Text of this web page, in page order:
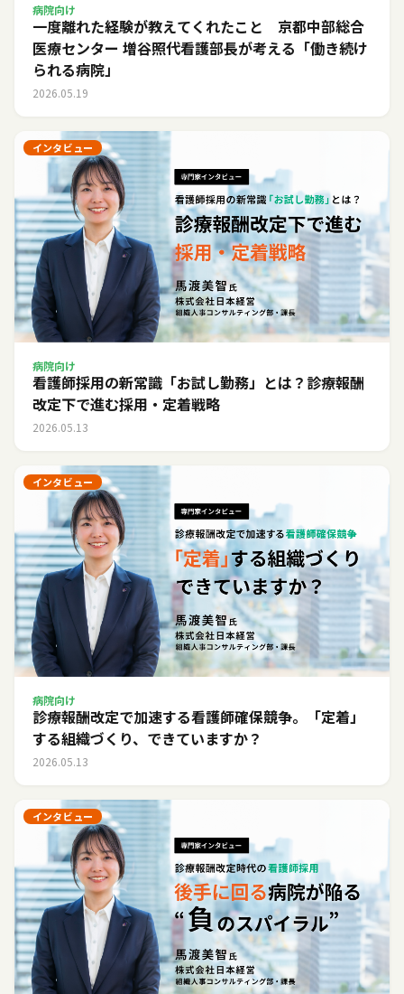
病院向け
一度離れた経験が教えてくれたこと 京都中部総合
医療センター 増谷照代看護部長が考える「働き続け
られる病院」
2026.05.19
インタビュー
病院向け
看護師採用の新常識「お試し勤務」とは？診療報酬
改定下で進む採用・定着戦略
2026.05.13
インタビュー
病院向け
診療報酬改定で加速する看護師確保競争。「定着」
する組織づくり、できていますか？
2026.05.13
インタビュー